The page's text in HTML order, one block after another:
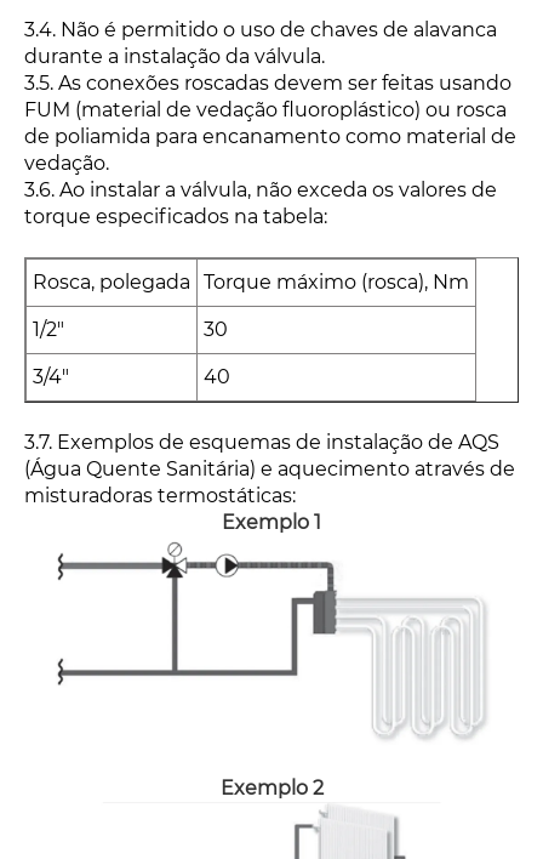
3.4. Não é permitido o uso de chaves de alavanca
durante a instalação da válvula.
3.5. As conexões roscadas devem ser feitas usando
FUM (material de vedação fluoroplástico) ou rosca
de poliamida para encanamento como material de
vedação.
3.6. Ao instalar a válvula, não exceda os valores de
torque especificados na tabela:
Rosca, polegada Torque máximo (rosca), Nm
1/2" 30
3/4" 40
3.7. Exemplos de esquemas de instalação de AQS
(Água Quente Sanitária) e aquecimento através de
misturadoras termostáticas:
Exemplo 1
Exemplo 2